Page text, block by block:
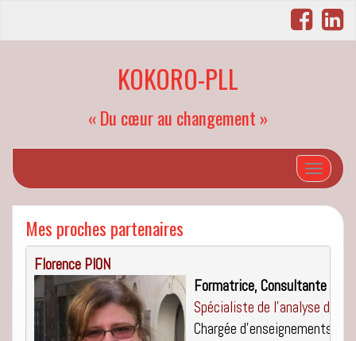
KOKORO-PLL
« Du cœur au changement »
Afficher/
Mes proches partenaires
Florence
PION
Formatrice, Consultante
Spécialiste de l'analyse des